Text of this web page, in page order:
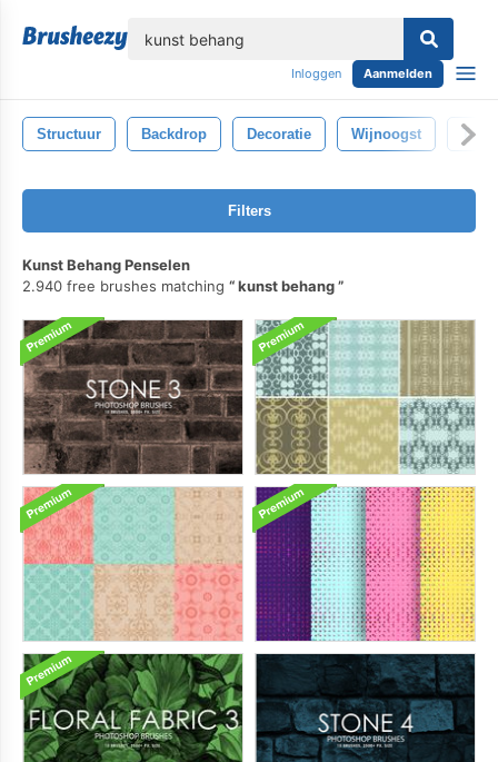
Inloggen Aanmelden
Structuur Backdrop Decoratie Wijnoogst
Filters
Kunst Behang Penselen
2.940 free brushes matching
kunst behang